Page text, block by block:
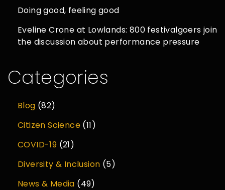
Doing good, feeling good
Eveline Crone at Lowlands: 800 festivalgoers join
the discussion about performance pressure
Categories
Blog (82)
Citizen Science (11)
COVID-19 (21)
Diversity & Inclusion (5)
News & Media (49)